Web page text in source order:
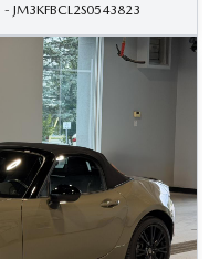
- JM3KFBCL2S0543823